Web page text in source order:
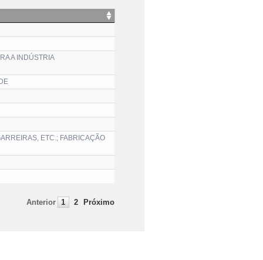
A INDÚSTRIA
ETC.; FABRICAÇÃO
Anterior 1 2 Próximo